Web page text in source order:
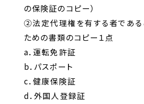
の保険証のコピー）
②法定代理権を有する者である
ための書類のコピー１点
a．運転免許証
b．パスポート
c．健康保険証
d．外国人登録証